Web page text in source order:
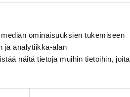
ominaisuuksien tukemiseen
ja analytiikka-alan
näitä tietoja muihin tietoihin, joita
15.8.2024 uudella